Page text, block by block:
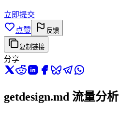
立即提交
点赞
反馈
复制链接
分享
getdesign.md 流量分析